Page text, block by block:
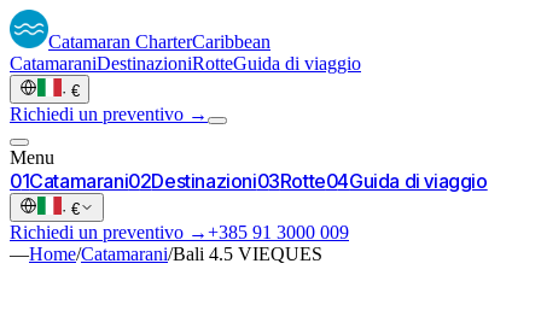
Catamaran CharterCaribbean
CatamaraniDestinazioniRotteGuida di viaggio
· €
Richiedi un preventivo →
Menu
01Catamarani02Destinazioni03Rotte04Guida di viaggio
· €
Richiedi un preventivo →+385 91 3000 009
—Home/Catamarani/Bali 4.5 VIEQUES